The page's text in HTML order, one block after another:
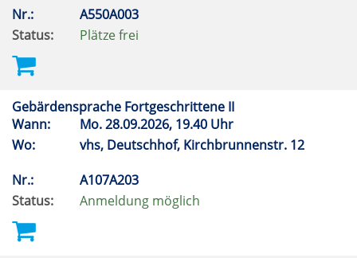
Nr.:
A550A003
Status:
Plätze frei
Gebärdensprache Fortgeschrittene II
Wann:
Mo.28.09.2026, 19.40 Uhr
Wo:
vhs, Deutschhof, Kirchbrunnenstr. 12
Nr.:
A107A203
Status:
Anmeldung möglich